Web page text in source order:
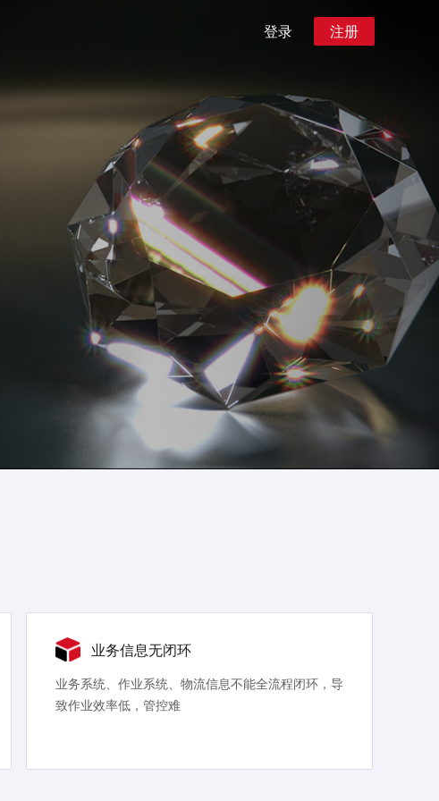
登录 注册
业务信息无闭环
业务系统、作业系统、物流信息不能全流程闭环，导
致作业效率低，管控难